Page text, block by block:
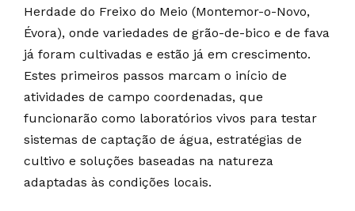
Herdade do Freixo do Meio (Montemor-o-Novo,
Évora), onde variedades de grão-de-bico e de fava
já foram cultivadas e estão já em crescimento.
Estes primeiros passos marcam o início de
atividades de campo coordenadas, que
funcionarão como laboratórios vivos para testar
sistemas de captação de água, estratégias de
cultivo e soluções baseadas na natureza
adaptadas às condições locais.